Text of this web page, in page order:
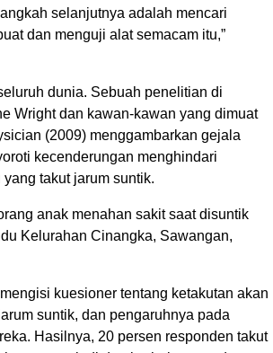
selanjutnya adalah mencari
dan menguji alat semacam itu,”
dunia. Sebuah penelitian di
Wright dan kawan-kawan yang dimuat
(2009) menggambarkan gejala
kecenderungan menghindari
takut jarum suntik.
anak menahan sakit saat disuntik
Kelurahan Cinangka, Sawangan,
kuesioner tentang ketakutan akan
suntik, dan pengaruhnya pada
Hasilnya, 20 persen responden takut